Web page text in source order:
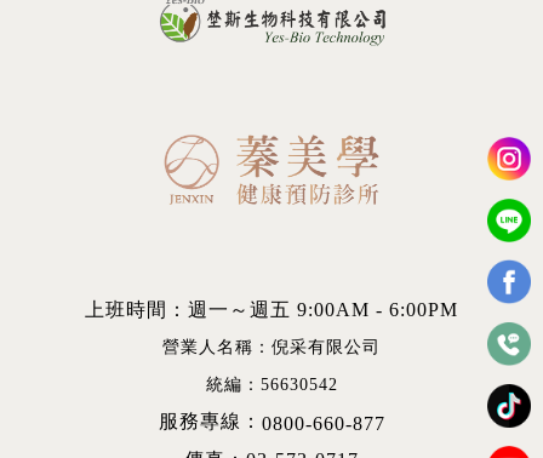
上班時間：週一～週五 9:00AM - 6:00PM
營業人名稱：倪采有限公司
統編：56630542
服務專線： 0800-660-877